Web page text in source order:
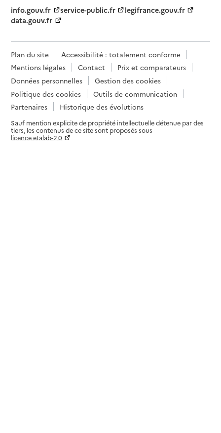
info.gouv.fr
service-public.fr
legifrance.gouv.fr
data.gouv.fr
Plan du site
Accessibilité : totalement conforme
Mentions légales
Contact
Prix et comparateurs
Données personnelles
Gestion des cookies
Politique des cookies
Outils de communication
Partenaires
Historique des évolutions
Sauf mention explicite de propriété intellectuelle détenue par des
tiers, les contenus de ce site sont proposés sous
licence etalab-2.0